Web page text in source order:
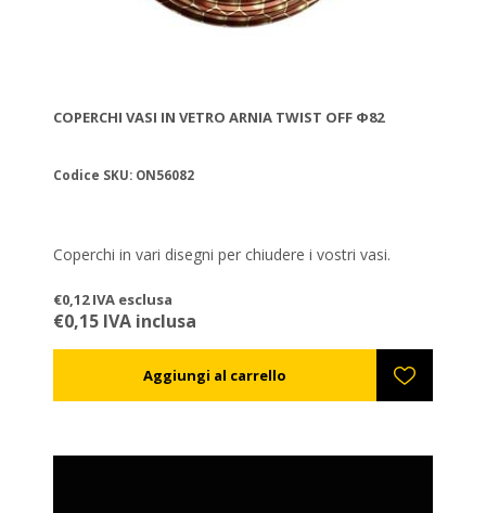
COPERCHI VASI IN VETRO ARNIA TWIST OFF Φ82
Codice SKU: ON56082
Coperchi in vari disegni per chiudere i vostri vasi.
€0,12 IVA esclusa
€0,15 IVA inclusa